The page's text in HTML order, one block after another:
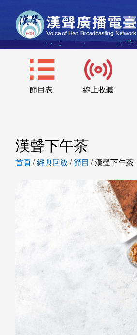
節目表 線上收聽
漢聲下午茶
首頁 /經典回放 /節目 /漢聲下午茶